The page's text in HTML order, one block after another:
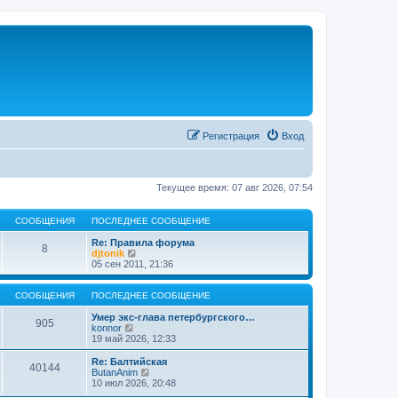
Вход
Регистрация
Текущее время: 07 авг 2026, 07:54
СООБЩЕНИЯ ПОСЛЕДНЕЕ СООБЩЕНИЕ
8
Re: Правила форума
djtonik
е
р
е
й
т
и
п
о
с
л
е
05 сен 2011, 21:36
СООБЩЕНИЯ ПОСЛЕДНЕЕ СООБЩЕНИЕ
905
Умер экс-глава петербургского…
konnor
е
р
е
й
т
19 май 2026, 12:33
40144
Re: Балтийская
ButanAnim
е
10 июл 2026, 20:48